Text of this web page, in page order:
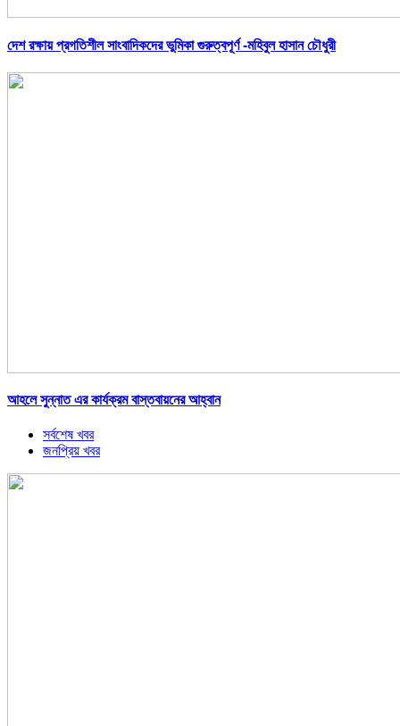
দেশ রক্ষায় প্রগতিশীল সাংবাদিকদের ভুমিকা গুরুত্বপূর্ণ -মহিবুল হাসান চৌধুরী
আহলে সুন্নাত এর কার্যক্রম বাস্তবায়নের আহ্বান
সর্বশেষ খবর
জনপ্রিয় খবর